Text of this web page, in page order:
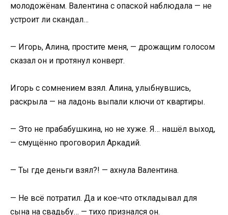
молодожёнам. Валентина с опаской наблюдала — не
устроит ли скандал…
— Игорь, Алина, простите меня, — дрожащим голосом
сказал он и протянул конверт.
Игорь с сомнением взял. Алина, улыбнувшись,
раскрыла — на ладонь выпали ключи от квартиры.
— Это не прабабушкина, но не хуже. Я… нашёл выход,
— смущённо проговорил Аркадий.
— Ты где деньги взял?! — ахнула Валентина.
— Не всё потратил. Да и кое-что откладывал для
сына на свадьбу… — тихо признался он.